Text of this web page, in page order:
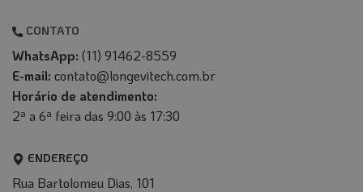
CONTATO
WhatsApp: (11) 91462-8559
E-mail: contato@longevitech.com.br
Horário de atendimento:
2ª a 6ª feira das 9:00 às 17:30
ENDEREÇO
Rua Bartolomeu Dias, 101